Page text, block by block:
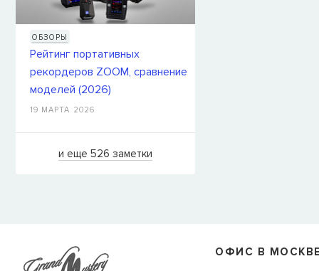
ОБЗОРЫ
Рейтинг портативных
рекордеров ZOOM, сравнение
моделей (2026)
19 МАРТА 2026
и еще 526 заметки
ОФИС В